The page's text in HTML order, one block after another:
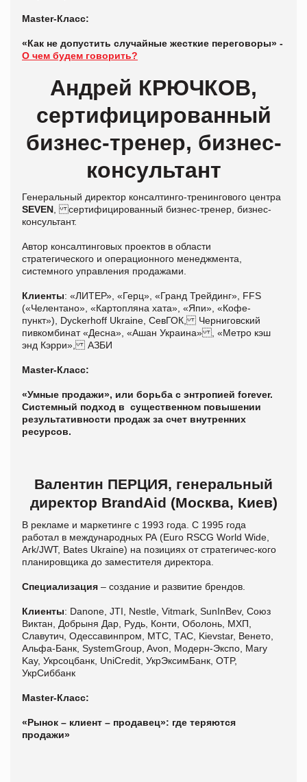
Master-Класс:
«Как не допустить случайные жесткие переговоры» -
О чем будем говорить?
Андрей КРЮЧКОВ,
сертифицированный
бизнес-тренер, бизнес-
консультант
Генеральный директор консалтинго-тренингового центра
SEVEN , сертифицированный бизнес-тренер, бизнес-
консультант.
Автор консалтинговых проектов в области
стратегического и операционного менеджмента,
системного управления продажами.
Клиенты: «ЛИТЕР», «Герц», «Гранд Трейдинг», FFS
(«Челентано», «Картопляна хата», «Япи», «Кофе-
пункт»), Dyckerhoff Ukraine, СевГОК, Черниговский
пивкомбинат «Десна», «Ашан Украина» , «Метро кэш
энд Кэрри», АЗБИ
Master-Класс:
«Умные продажи», или борьба с энтропией forever.
Системный подход в существенном повышении
результативности продаж за счет внутренних
ресурсов.
Валентин ПЕРЦИЯ, генеральный
директор BrandAid (Москва, Киев)
В рекламе и маркетинге с 1993 года. С 1995 года
работал в международных РА (Euro RSCG World Wide,
Ark/JWT, Bates Ukraine) на позициях от стратегичес-кого
планировщика до заместителя директора.
Специализация – создание и развитие брендов.
Клиенты: Danone, JTI, Nestle, Vitmark, SunInBev, Союз
Виктан, Добрыня Дар, Рудь, Конти, Оболонь, МХП,
Славутич, Одессавинпром, МТС, ТАС, Kievstar, Венето,
Альфа-Банк, SystemGroup, Avon, Модерн-Экспо, Mary
Kay, Укрсоцбанк, UniCredit, УкрЭксимБанк, OTP,
УкрСиббанк
Master-Класс:
«Рынок – клиент – продавец»: где теряются
продажи»